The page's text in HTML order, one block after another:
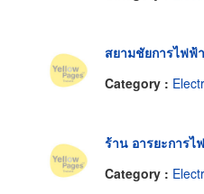
สยามชัยการไฟฟ้
Category : Electric
ร้าน อารยะการไ
Category : Electric